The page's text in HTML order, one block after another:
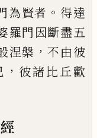
為賢者 。 得達
羅門因斷盡五
涅槃 ，不由彼
， 彼諸比丘歡